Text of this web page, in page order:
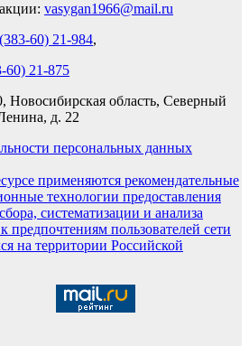
vasygan1966@mail.ru
60) 21-984,
60) 21-875
Новосибирская область, Северный
д. 22
персональных данных
применяются рекомендательные
технологии предоставления
систематизации и анализа
предпочтениям пользователей сети
на территории Российской